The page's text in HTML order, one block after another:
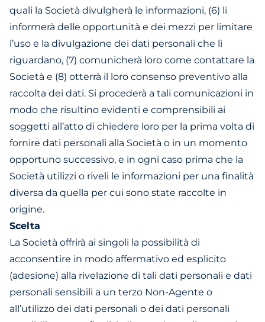
quali la Società divulgherà le informazioni, (6) li
informerà delle opportunità e dei mezzi per limitare
l’uso e la divulgazione dei dati personali che li
riguardano, (7) comunicherà loro come contattare la
Società e (8) otterrà il loro consenso preventivo alla
raccolta dei dati. Si procederà a tali comunicazioni in
modo che risultino evidenti e comprensibili ai
soggetti all’atto di chiedere loro per la prima volta di
fornire dati personali alla Società o in un momento
opportuno successivo, e in ogni caso prima che la
Società utilizzi o riveli le informazioni per una finalità
diversa da quella per cui sono state raccolte in
origine.
Scelta
La Società offrirà ai singoli la possibilità di
acconsentire in modo affermativo ed esplicito
(adesione) alla rivelazione di tali dati personali e dati
personali sensibili a un terzo Non-Agente o
all’utilizzo dei dati personali o dei dati personali